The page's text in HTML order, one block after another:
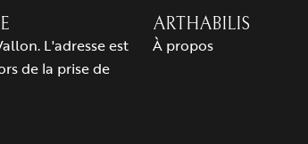
L'adresse est
de la prise de
ARTHABILIS
À propos